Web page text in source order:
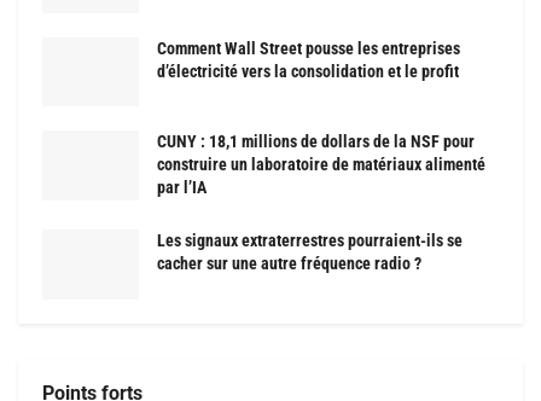
Comment Wall Street pousse les entreprises
d’électricité vers la consolidation et le profit
CUNY : 18,1 millions de dollars de la NSF pour
construire un laboratoire de matériaux alimenté
par l’IA
Les signaux extraterrestres pourraient-ils se
cacher sur une autre fréquence radio ?
Points forts